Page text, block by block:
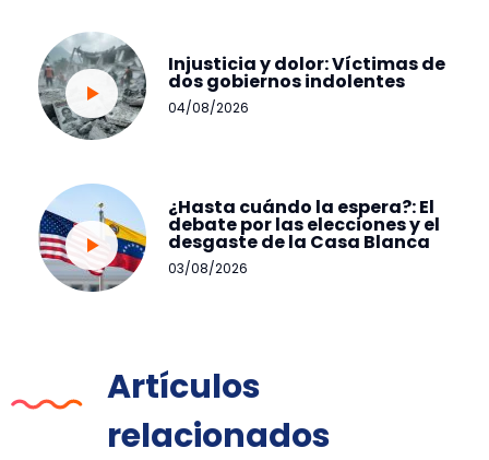
Injusticia y dolor: Víctimas de
dos gobiernos indolentes
04/08/2026
¿Hasta cuándo la espera?: El
debate por las elecciones y el
desgaste de la Casa Blanca
03/08/2026
Artículos
relacionados